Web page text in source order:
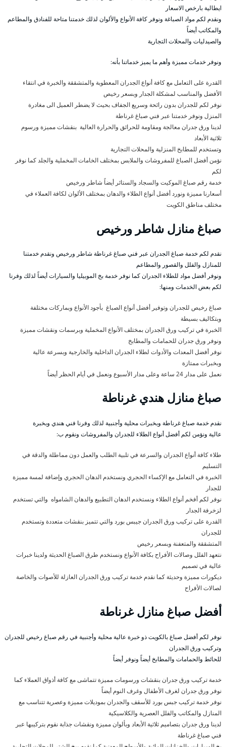
ايطالية بارخص الاسعار
ونقدم لكم مواد الصباغة ونوفر كافة الأنواع والألوان لذلك خدمتنا متاحة للفنادق والمطاعم
والمكاتب أيضاً
والصيدليات والمحلات التجارية
ونوفر خدمات مميزة وأهم ما يميز خدماتنا بأنه:
القدرة على التعامل مع كافة أنواع الجدران المعطوبة والمتشققة والخبرة في انتقاء
الأفضل والمناسب لمشكلة الجدار وبسعر رخيص
نوفر لكم للجدران بدون رائحة وسريع الجفاف بحيث لا يضطر العميل الى مغادرة
المنزل ونوفر خدمتنا عبر فني صباغ غرناطة
لدينا ورق جدران معالجة ومقاومة للحرائق والحرارة العالية بنقشات مميزة ورسوم
ثلاثية الأبعاد
وتستخدم للمطابخ المنزلية والمحلات التجارية
نؤمن أفضل الصباغ للمفروشات والملابس بمختلف الخامات المخملية والجلد كما نوفر
لكم
خدمة رقم صباغ الموكيت والسجاد والستائر أيضاً شاطر ورخيص
أسعارنا مميزة ونورد أفضل أنواع الطلاء والدهان بمختلف الألوان لكافة العملاء في
مختلف مناطق الكويت
صباغ منازل شاطر ورخيص
نقدم لكم خدمة صباغ الجدران عبر فني صباغ غرناطة شاطر ورخيص ونقدم خدمتنا
للمنازل والفلل والقصور والمطاعم
ونوفر أفضل مواد للطلاء الجدران كما نوفر خدمة بخ الموبيليا والسيارات أيضاً لذلك وفرنا
لكم بعض الخدمات ومنها:
صباغ رخيص للجدران وتوفير أفضل أنواع الصباغ بأجود الأنواع وبماركات مختلفة
وبتكاليف بسيطة
الخبرة في تركيب ورق الجدران بمختلف الأنواع المخملية وبرسمات ونقشات مميزة
ونوفر ورق جدران للحمامات والمطابخ
نوفر أفضل المعدات والأدوات لطلاء الجدران الداخلية والخارجية وبسرعة عالية
وبخبرات ممتازة
نعمل على مدار 24 ساعة وعلى مدار الأسبوع ونعمل في أيام الحظر أيضاً
صباغ منازل هندي غرناطة
نقدم خدمة صباغ غرناطة وبخبرات محلية وأجنبية لذلك وفرنا فني هندي وبخبرة
عالية ونؤمن لكم أفضل أنواع الطلاء للجدران والمفروشات ونقوم ب:
طلاء كافة أنواع الجدران والسرعة في تلبية الطلب والعمل دون مماطلة والدقة في
التسليم
الخبرة في التعامل مع الإكساء الحجري ونستخدم الدهان الحجري وإضافة لمسة مميزة
للجدار
نوفر لكم أفخم أنواع الطلاء ونستخدم الدهان التطبيع والدهان الشامواه والتي تستخدم
لزخرفة الجدار
القدرة على تركيب ورق الجدران جيبس بورد والتي تتميز بنقشات متعددة وتستخدم
للجدران
المتشققة والمتعفنة وبسعر رخيص
نتعهد الفلل وصالات الأفراح بكافة الأنواع ونستخدم طرق الصباغ الحديثة ولدينا خبرات
عالية في تصميم
ديكورات مميزة وحديثة كما نقدم خدمة تركيب ورق الجدران العازلة للأصوات والخاصة
لصالات الأفراح
أفضل صباغ منازل غرناطة
نوفر لكم أفضل صباغ بالكويت ذو خبرة عالية محلية وأجنبية في رقم صباغ رخيص للجدران
وتركيب ورق الجدران
للحائط والحمامات والمطابخ أيضاً ونوفر أيضاً
خدمة تركيب ورق جدران بنقشات ورسومات مميزة تتماشى مع كافة أذواق العملاء كما
نوفر ورق جدران لغرف الأطفال وغرف النوم أيضاً
نوفر خدمة تركيب جبس بورد للأسقف والجدران بموديلات مميزة وعصرية تتناسب مع
المنازل والمكاتب والفلل العصرية والكلاسيكية
لدينا ورق جدران بتصاميم ثلاثية الأبعاد وبألوان مميزة ونقشات جذابة نقوم بتركيبها عبر
فني صباغ غرناطة